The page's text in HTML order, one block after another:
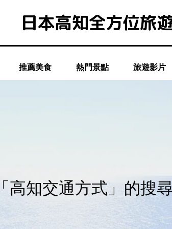
推薦美食 熱門景點 旅遊影片
高知交通方式」的搜